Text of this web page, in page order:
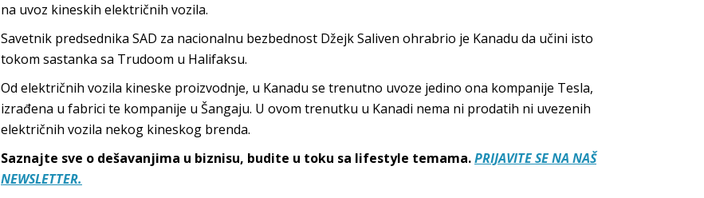
na uvoz kineskih električnih vozila.
Savetnik predsednika SAD za nacionalnu bezbednost Džejk Saliven ohrabrio je Kanadu da učini isto
tokom sastanka sa Trudoom u Halifaksu.
Od električnih vozila kineske proizvodnje, u Kanadu se trenutno uvoze jedino ona kompanije Tesla,
izrađena u fabrici te kompanije u Šangaju. U ovom trenutku u Kanadi nema ni prodatih ni uvezenih
električnih vozila nekog kineskog brenda.
Saznajte sve o dešavanjima u biznisu, budite u toku sa lifestyle temama.PRIJAVITE SE NA NAŠ
NEWSLETTER.